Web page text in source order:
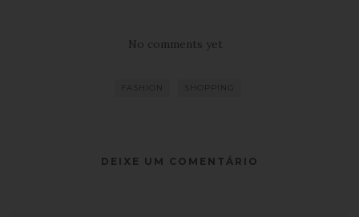
No comments yet
FASHION SHOPPING
DEIXE UM COMENTÁRIO